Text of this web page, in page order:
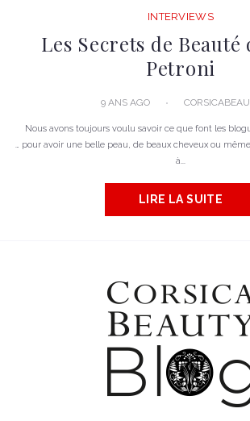
INTERVIEWS
Les Secrets de Beauté
Petroni
9 ANS AGO
Nous avons toujours voulu savoir ce que font les
… pour avoir une belle peau, de beaux cheveux ou
à...
LIRE LA SUITE